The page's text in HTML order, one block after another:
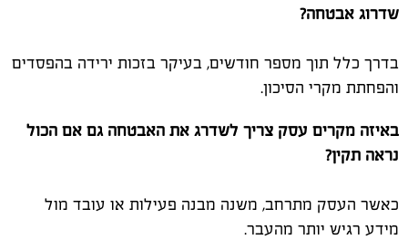
שדרוג אבטחה?
בדרך כלל תוך מספר חודשים, בעיקר בזכות ירידה בהפסדים
והפחתת מקרי הסיכון.
באיזה מקרים עסק צריך לשדרג את האבטחה גם אם הכול
נראה תקין?
כאשר העסק מתרחב, משנה מבנה פעילות או עובד מול
מידע רגיש יותר מהעבר.